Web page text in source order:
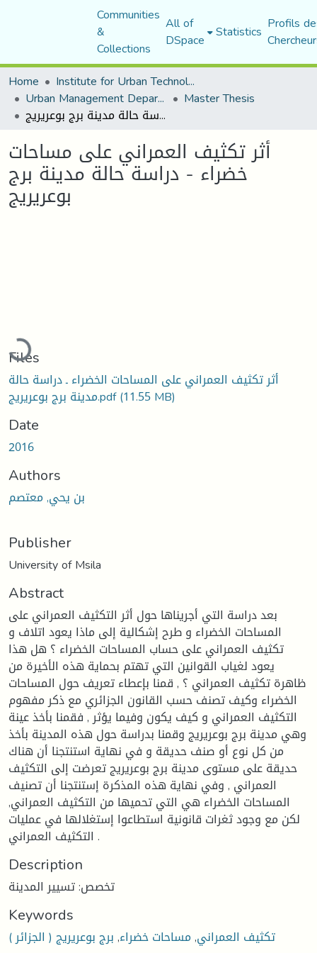
Communities
&
Collections
All of
DSpace Statistics Profils
Home
Institute for Urban Technology Management
Urban Management Department Master Thesis
أثر تكثيف العمراني على مساحات خضراء - دراسة حالة مدينة برج بوعريريج
أثر تكثيف العمراني على مساحات
خضراء - دراسة حالة مدينة برج
بوعريريج
Loading...
Files
أثر تكثيف العمراني على المساحات الخضراء ـ دراسة حالة
مدينة برج بوعريريج.pdf(11.55 MB)
Date
2016
Authors
بن يحي, معتصم
Publisher
University of Msila
Abstract
بعد دراسة التي أجريناها حول أثر التكثيف العمراني على
المساحات الخضراء و طرح إشكالية إلى ماذا يعود اتلاف و
تكثيف العمراني على حساب المساحات الخضراء ؟ هل هذا
يعود لغياب القوانين التي تهتم بحماية هذه الأخيرة من
ظاهرة تكثيف العمراني ؟ , قمنا بإعطاء تعريف حول المساحات
الخضراء وكيف تصنف حسب القانون الجزائري مع ذكر مفهوم
التكثيف العمراني و كيف يكون وفيما يؤثر , فقمنا بأخذ عينة
وهي مدينة برج بوعريريج وقمنا بدراسة حول هذه المدينة بأخذ
من كل نوع أو صنف حديقة و في نهاية استنتجنا أن هناك
حديقة على مستوى مدينة برج بوعريريج تعرضت إلى التكثيف
العمراني , وفي نهاية هذه المذكرة إستنتجنا أن تصنيف
المساحات الخضراء هي التي تحميها من التكثيف العمراني,
لكن مع وجود ثغرات قانونية استطاعوا إستغلالها في عمليات
التكثيف العمراني .
Description
تخصص: تسيير المدينة
Keywords
تكثيف العمراني,مساحات خضراء,برج بوعريريج ( الجزائر )